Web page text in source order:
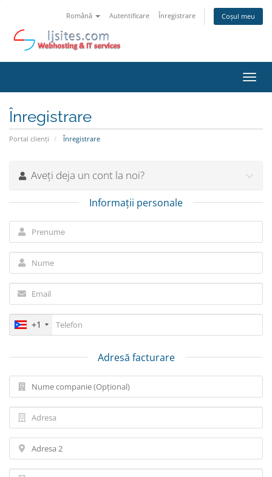
Română Autentificare Înregistrare Coșul meu
Înregistrare
Portal clienți Înregistrare
Aveți deja un cont la noi?
Informații personale
+1
Adresă facturare